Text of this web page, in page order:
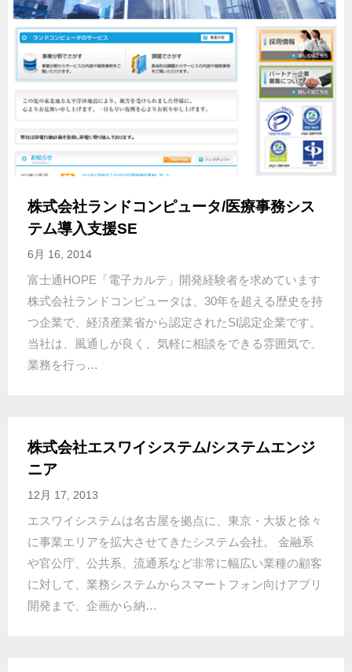
株式会社ランドコンピュータ/医療事務シス
テム導入支援SE
6月 16, 2014
富士通HOPE「電子カルテ」開発経験者を求めています
株式会社ランドコンピュータは、30年を超える歴史を持
つ企業で、経済産業省から認定されたSI認定企業です。
当社は、風通しが良く、気軽に相談をできる雰囲気で、
業務を行っ…
株式会社エスワイシステム/システムエンジ
ニア
12月 17, 2013
エスワイシステムは名古屋を拠点に、東京・大坂と徐々
に事業エリアを拡大させてきたシステム会社。 金融系
や官公庁、公共系、流通系など非常に幅広い業種の顧客
に対して、業務システムからスマートフォン向けアプリ
開発まで、企画から納…